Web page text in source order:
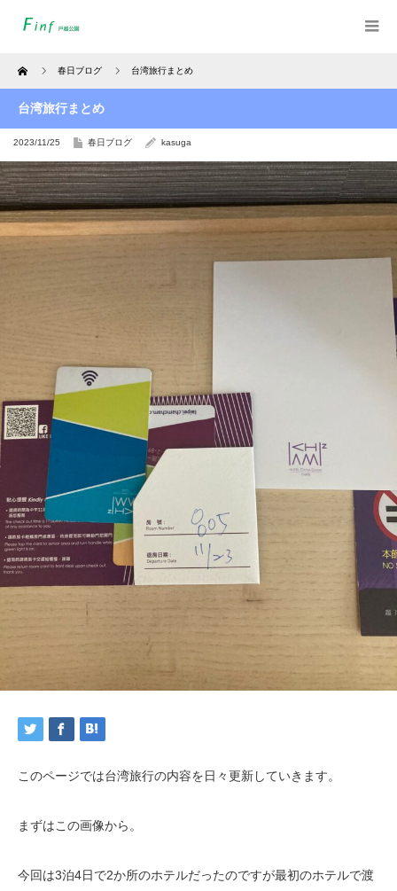
Home 春日ブログ 台湾旅行まとめ
台湾旅行まとめ
2023/11/25 春日ブログ kasuga
このページでは台湾旅行の内容を日々更新していきます。
まずはこの画像から。
今回は3泊4日で2か所のホテルだったのですが最初のホテルで渡